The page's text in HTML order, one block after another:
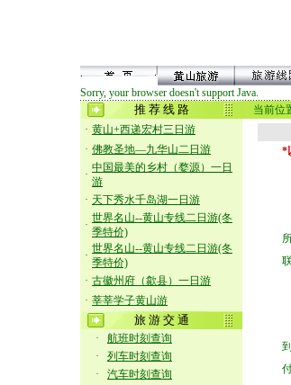
Sorry, your browser doesn't support Java.
推 荐 线 路
· 黄山+西递宏村三日游
· 佛教圣地—九华山二日游
·
中国最美的乡村（婺源）一日
游
· 天下秀水千岛湖一日游
·
世界名山--黄山专线二日游(冬
季特价)
·
世界名山--黄山专线二日游(冬
季特价)
· 古徽州府（歙县）一日游
· 莘莘学子黄山游
旅 游 交 通
·
航班时刻查询
·
列车时刻查询
·
汽车时刻查询
当前位
*